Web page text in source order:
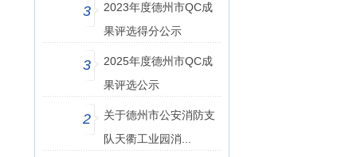
3
2023年度德州市QC成
果评选得分公示
3
2025年度德州市QC成
果评选公示
2
关于德州市公安消防支
队天衢工业园消...